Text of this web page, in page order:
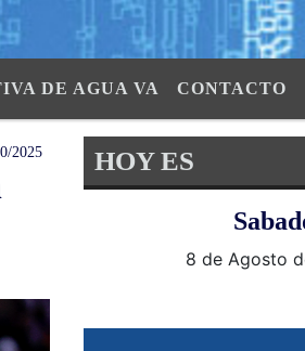
DE AGUA VA CONTACTO
2025 HOY ES
8 de Agosto